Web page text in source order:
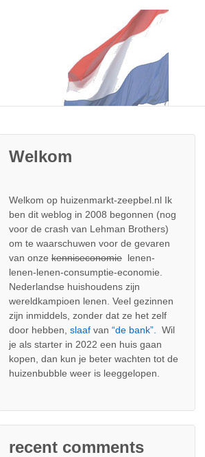
Welkom
Welkom op huizenmarkt-zeepbel.nl Ik
ben dit weblog in 2008 begonnen (nog
voor de crash van Lehman Brothers)
om te waarschuwen voor de gevaren
van onzekenniseconomie lenen-
lenen-lenen-consumptie-economie.
Nederlandse huishoudens zijn
wereldkampioen lenen. Veel gezinnen
zijn inmiddels, zonder dat ze het zelf
door hebben,slaaf van“de bank”. Wil
je als starter in 2022 een huis gaan
kopen, dan kun je beter wachten tot de
huizenbubble weer is leeggelopen.
recent comments